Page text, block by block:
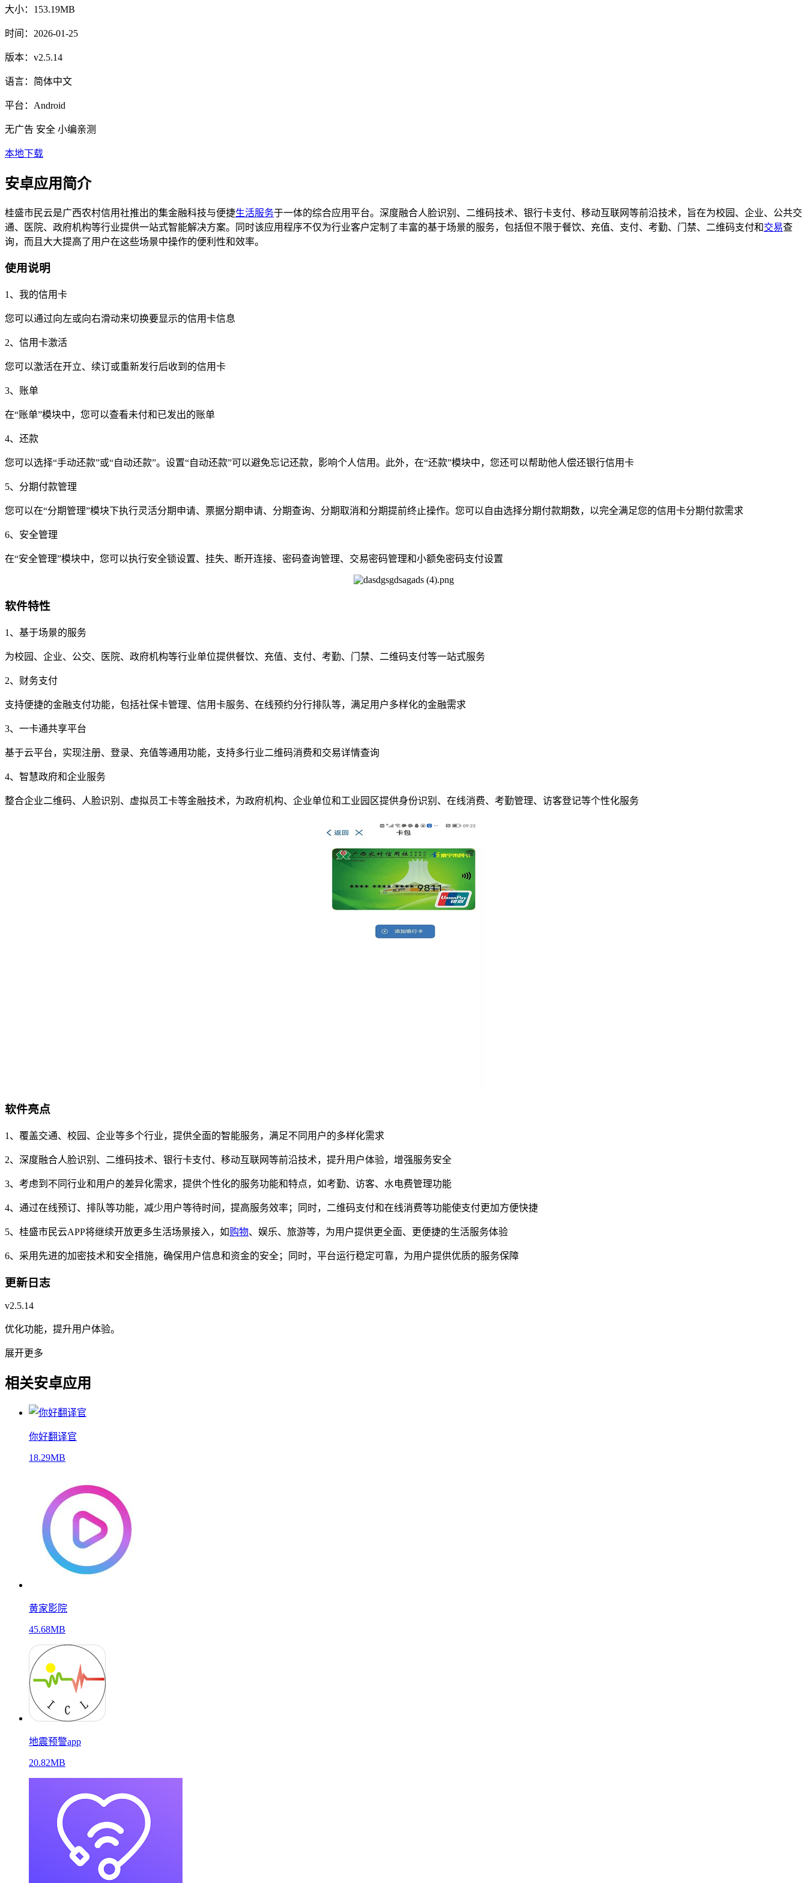
大小： 153.19MB
时间： 2026-01-25
版本： v2.5.14
语言： 简体中文
平台： Android
无广告 安全 小编亲测
本地下载
安卓应用简介
桂盛市民云是广西农村信用社推出的集金融科技与便捷生活服务于一体的综合应用平台。深度融合人脸识别、二维码技术、银行卡支付、移动互联网等前沿技术，旨在为校园、企业、公共交
通、医院、政府机构等行业提供一站式智能解决方案。同时该应用程序不仅为行业客户定制了丰富的基于场景的服务，包括但不限于餐饮、充值、支付、考勤、门禁、二维码支付和交易查
询，而且大大提高了用户在这些场景中操作的便利性和效率。
使用说明
1、我的信用卡
您可以通过向左或向右滑动来切换要显示的信用卡信息
2、信用卡激活
您可以激活在开立、续订或重新发行后收到的信用卡
3、账单
在“账单”模块中，您可以查看未付和已发出的账单
4、还款
您可以选择“手动还款”或“自动还款”。设置“自动还款”可以避免忘记还款，影响个人信用。此外，在“还款”模块中，您还可以帮助他人偿还银行信用卡
5、分期付款管理
您可以在“分期管理”模块下执行灵活分期申请、票据分期申请、分期查询、分期取消和分期提前终止操作。您可以自由选择分期付款期数，以完全满足您的信用卡分期付款需求
6、安全管理
在“安全管理”模块中，您可以执行安全锁设置、挂失、断开连接、密码查询管理、交易密码管理和小额免密码支付设置
软件特性
1、基于场景的服务
为校园、企业、公交、医院、政府机构等行业单位提供餐饮、充值、支付、考勤、门禁、二维码支付等一站式服务
2、财务支付
支持便捷的金融支付功能，包括社保卡管理、信用卡服务、在线预约分行排队等，满足用户多样化的金融需求
3、一卡通共享平台
基于云平台，实现注册、登录、充值等通用功能，支持多行业二维码消费和交易详情查询
4、智慧政府和企业服务
整合企业二维码、人脸识别、虚拟员工卡等金融技术，为政府机构、企业单位和工业园区提供身份识别、在线消费、考勤管理、访客登记等个性化服务
软件亮点
1、覆盖交通、校园、企业等多个行业，提供全面的智能服务，满足不同用户的多样化需求
2、深度融合人脸识别、二维码技术、银行卡支付、移动互联网等前沿技术，提升用户体验，增强服务安全
3、考虑到不同行业和用户的差异化需求，提供个性化的服务功能和特点，如考勤、访客、水电费管理功能
4、通过在线预订、排队等功能，减少用户等待时间，提高服务效率；同时，二维码支付和在线消费等功能使支付更加方便快捷
5、桂盛市民云APP将继续开放更多生活场景接入，如购物、娱乐、旅游等，为用户提供更全面、更便捷的生活服务体验
6、采用先进的加密技术和安全措施，确保用户信息和资金的安全；同时，平台运行稳定可靠，为用户提供优质的服务保障
更新日志
v2.5.14
优化功能，提升用户体验。
展开更多
相关安卓应用
你好翻译官
18.29MB
黄家影院
45.68MB
地震预警app
20.82MB